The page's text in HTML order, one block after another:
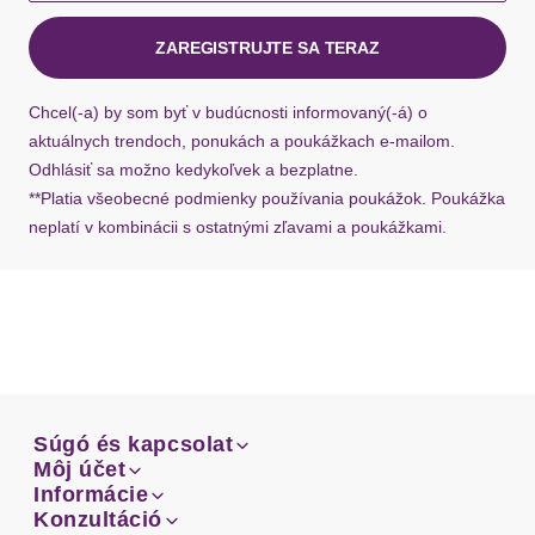
ZAREGISTRUJTE SA TERAZ
Chcel(-a) by som byť v budúcnosti informovaný(-á) o
aktuálnych trendoch, ponukách a poukážkach e-mailom.
Odhlásiť sa možno kedykoľvek a bezplatne.
**Platia všeobecné podmienky používania poukážok. Poukážka
neplatí v kombinácii s ostatnými zľavami a poukážkami.
Súgó és kapcsolat
Email
Facebook
Súgó és kapcsolat
Email
Môj účet
Prehľad objednávok
Môj účet
Informácie
Doprava
Informácie
Konzultáció